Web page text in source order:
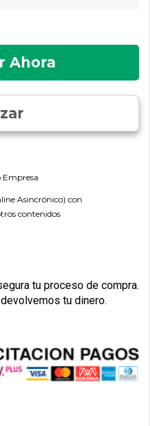
Ahora
Empresa
Asincrónico) con
contenidos
tu proceso de compra.
tu dinero.